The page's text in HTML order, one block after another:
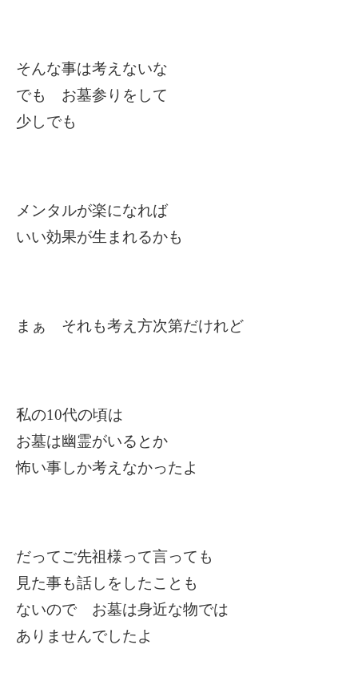
そんな事は考えないな
でも お墓参りをして
少しでも
メンタルが楽になれば
いい効果が生まれるかも
まぁ それも考え方次第だけれど
私の10代の頃は
お墓は幽霊がいるとか
怖い事しか考えなかったよ
だってご先祖様って言っても
見た事も話しをしたことも
ないので お墓は身近な物では
ありませんでしたよ